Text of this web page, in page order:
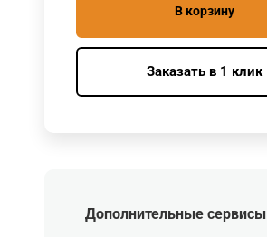
В корзину
Заказать в 1 клик
Дополнительные сервисы